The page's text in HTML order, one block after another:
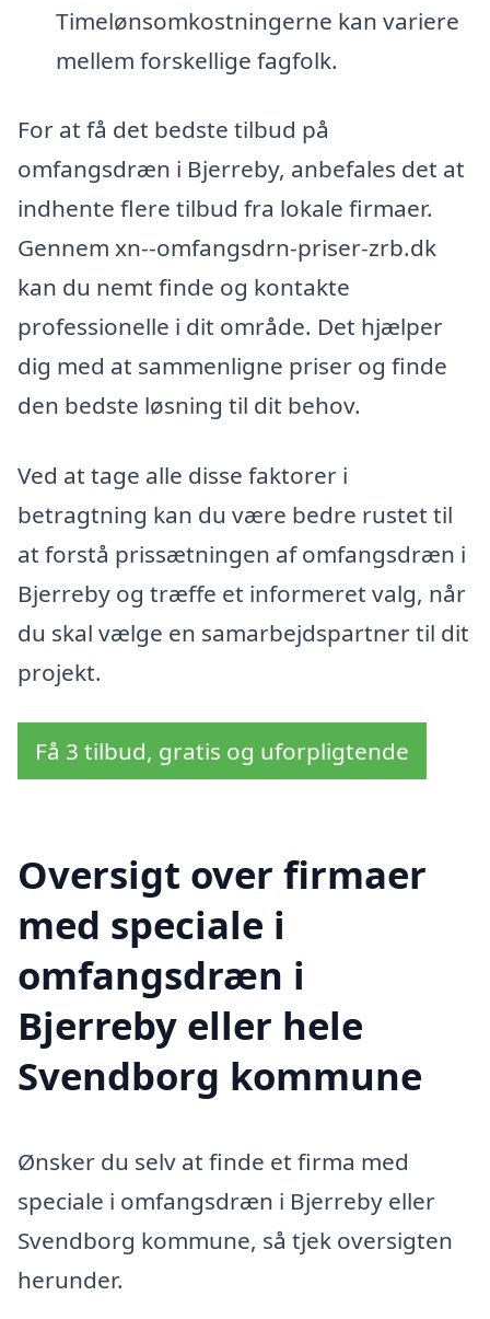
Timelønsomkostningerne kan variere
mellem forskellige fagfolk.
For at få det bedste tilbud på
omfangsdræn i Bjerreby, anbefales det at
indhente flere tilbud fra lokale firmaer.
Gennem xn--omfangsdrn-priser-zrb.dk
kan du nemt finde og kontakte
professionelle i dit område. Det hjælper
dig med at sammenligne priser og finde
den bedste løsning til dit behov.
Ved at tage alle disse faktorer i
betragtning kan du være bedre rustet til
at forstå prissætningen af omfangsdræn i
Bjerreby og træffe et informeret valg, når
du skal vælge en samarbejdspartner til dit
projekt.
Få 3 tilbud, gratis og uforpligtende
Oversigt over firmaer
med speciale i
omfangsdræn i
Bjerreby eller hele
Svendborg kommune
Ønsker du selv at finde et firma med
speciale i omfangsdræn i Bjerreby eller
Svendborg kommune, så tjek oversigten
herunder.